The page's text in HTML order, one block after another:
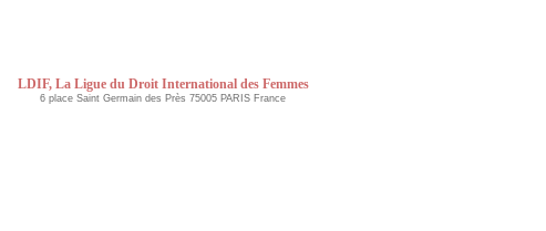
LDIF, La Ligue du Droit International des Femmes
6 place Saint Germain des Près 75005 PARIS France